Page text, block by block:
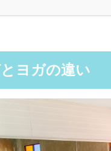
ヨガの違い